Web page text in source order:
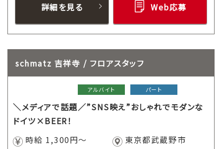
詳細を見る Web応募
schmatz 吉祥寺 / フロアスタッフ
アルバイト パート
＼メディアで話題／”SNS映え”おしゃれでモダンな
ドイツ×BEER！
時給 1,300円～
東京都武蔵野市